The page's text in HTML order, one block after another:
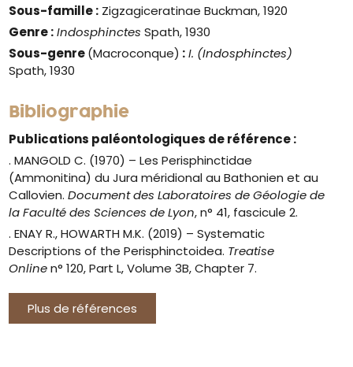
Sous-famille : Zigzagiceratinae Buckman, 1920
Genre: Indosphinctes Spath, 1930
Sous-genre(Macroconque) :I. (Indosphinctes)
Spath, 1930
Bibliographie
Publications paléontologiques de référence :
. MANGOLD C. (1970) – Les Perisphinctidae
(Ammonitina) du Jura méridional au Bathonien et au
Callovien.Document des Laboratoires de Géologie de
la Faculté des Sciences de Lyon, n° 41, fascicule 2.
.ENAY R., HOWARTH M.K. (2019) –Systematic
Descriptions of the Perisphinctoidea. Treatise
Onlinen° 120, Part L, Volume 3B, Chapter 7.
Plus de références